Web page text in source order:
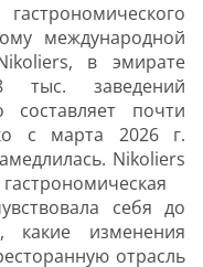
международной
в эмирате
тыс. заведений
составляет почти
с марта 2026 г.
Nikoliers
себя до
какие изменения
отрасль